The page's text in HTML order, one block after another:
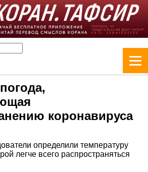
коронавируса
определили температуру
легче всего распространяться